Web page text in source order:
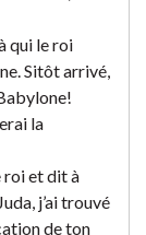
qui le roi
Sitôt arrivé,
la
roi et dit à
j’ai trouvé
de ton